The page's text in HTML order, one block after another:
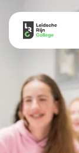
Over
Onderwijs
Leerlingen